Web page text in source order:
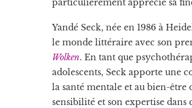
particulièrement apprécié sa
Yandé Seck, née en 1986 à
le monde littéraire avec son
Wolken. En tant que
adolescents, Seck apporte une
la santé mentale et au bien-être
sensibilité et son expertise dans